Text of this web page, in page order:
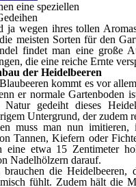
eine speziellen
ja wegen ihres tollen
meisten Sorten für den
findet man eine große
die eine reiche Ernte
der Heidelbeeren
kommt es vor
er normale Gartenboden
gedeiht dieses
Untergrund, der zudem
muss man nun imitieren,
Tannen, Kiefern oder
eine etwa 15 Zentimeter
Nadelhölzern darauf.
brauchen die Heidelbeeren,
fühlt. Zudem hält die